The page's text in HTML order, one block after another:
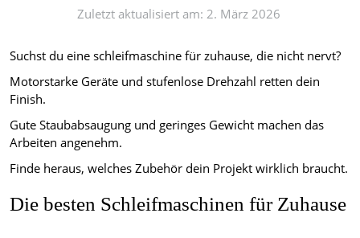
Zuletzt aktualisiert am: 2. März 2026
Suchst du eine schleifmaschine für zuhause, die nicht nervt?
Motorstarke Geräte und stufenlose Drehzahl retten dein
Finish.
Gute Staubabsaugung und geringes Gewicht machen das
Arbeiten angenehm.
Finde heraus, welches Zubehör dein Projekt wirklich braucht.
Die besten Schleifmaschinen für Zuhause